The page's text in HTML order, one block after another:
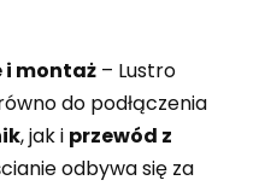
i montaż – Lustro
do podłączenia
, jak i przewód z
odbywa się za